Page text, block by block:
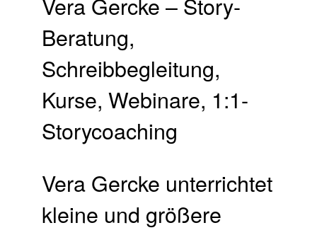
Beratung,
Schreibbegleitung,
Kurse, Webinare, 1:1-
Storycoaching
Vera Gercke unterrichtet
kleine und größere